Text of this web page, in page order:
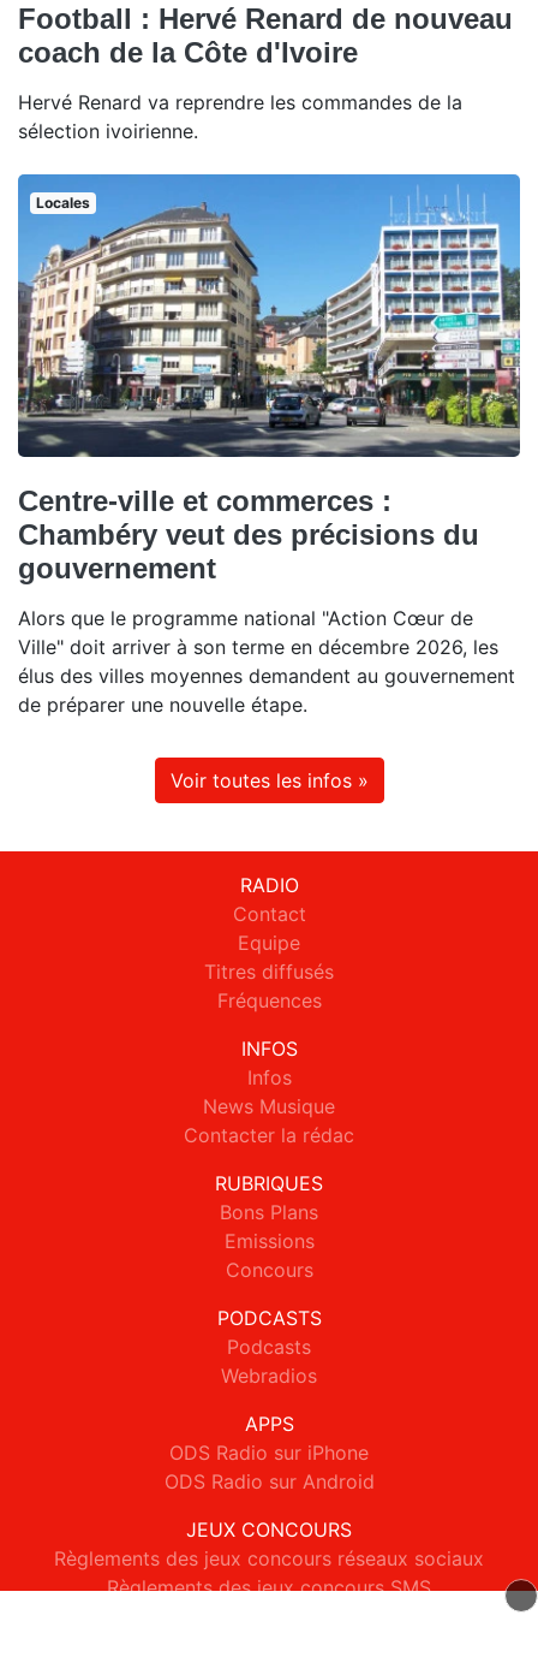
Football : Hervé Renard de nouveau
coach de la Côte d'Ivoire
Hervé Renard va reprendre les commandes de la
sélection ivoirienne.
Locales
Centre-ville et commerces :
Chambéry veut des précisions du
gouvernement
Alors que le programme national "Action Cœur de
Ville" doit arriver à son terme en décembre 2026, les
élus des villes moyennes demandent au gouvernement
de préparer une nouvelle étape.
Voir toutes les infos »
RADIO
Contact
Equipe
Titres diffusés
Fréquences
INFOS
Infos
News Musique
Contacter la rédac
RUBRIQUES
Bons Plans
Emissions
Concours
PODCASTS
Podcasts
Webradios
APPS
ODS Radio sur iPhone
ODS Radio sur Android
JEUX CONCOURS
Règlements des jeux concours réseaux sociaux
Règlements des jeux concours SMS